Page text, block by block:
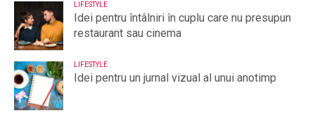
LIFESTYLE
Idei pentru întâlniri în cuplu care nu presupun
restaurant sau cinema
LIFESTYLE
Idei pentru un jurnal vizual al unui anotimp